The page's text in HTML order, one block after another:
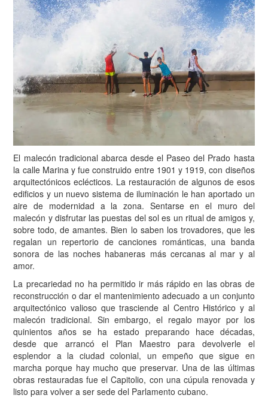
El malecón tradicional abarca desde el Paseo del Prado hasta
la calle Marina y fue construido entre 1901 y 1919, con diseños
arquitectónicos eclécticos. La restauración de algunos de esos
edificios y un nuevo sistema de iluminación le han aportado un
aire de modernidad a la zona. Sentarse en el muro del
malecón y disfrutar las puestas del sol es un ritual de amigos y,
sobre todo, de amantes. Bien lo saben los trovadores, que les
regalan un repertorio de canciones románticas, una banda
sonora de las noches habaneras más cercanas al mar y al
amor.
La precariedad no ha permitido ir más rápido en las obras de
reconstrucción o dar el mantenimiento adecuado a un conjunto
arquitectónico valioso que trasciende al Centro Histórico y al
malecón tradicional. Sin embargo, el regalo mayor por los
quinientos años se ha estado preparando hace décadas,
desde que arrancó el Plan Maestro para devolverle el
esplendor a la ciudad colonial, un empeño que sigue en
marcha porque hay mucho que preservar. Una de las últimas
obras restauradas fue el Capitolio, con una cúpula renovada y
listo para volver a ser sede del Parlamento cubano.